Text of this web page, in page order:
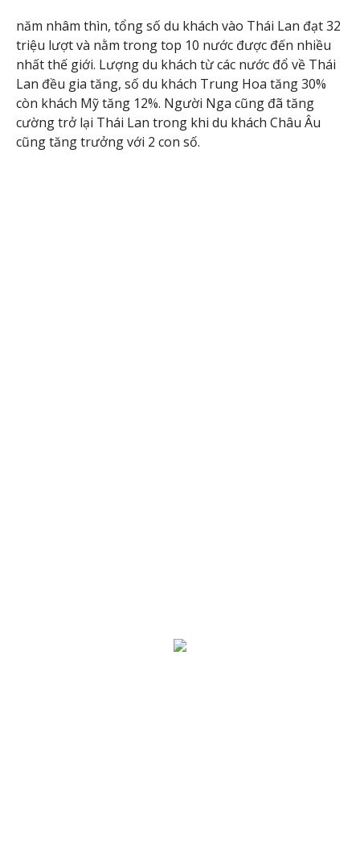
năm nhâm thìn, tổng số du khách vào Thái Lan đạt 32
triệu lượt và nằm trong top 10 nước được đến nhiều
nhất thế giới. Lượng du khách từ các nước đổ về Thái
Lan đều gia tăng, số du khách Trung Hoa tăng 30%
còn khách Mỹ tăng 12%. Người Nga cũng đã tăng
cường trở lại Thái Lan trong khi du khách Châu Âu
cũng tăng trưởng với 2 con số.